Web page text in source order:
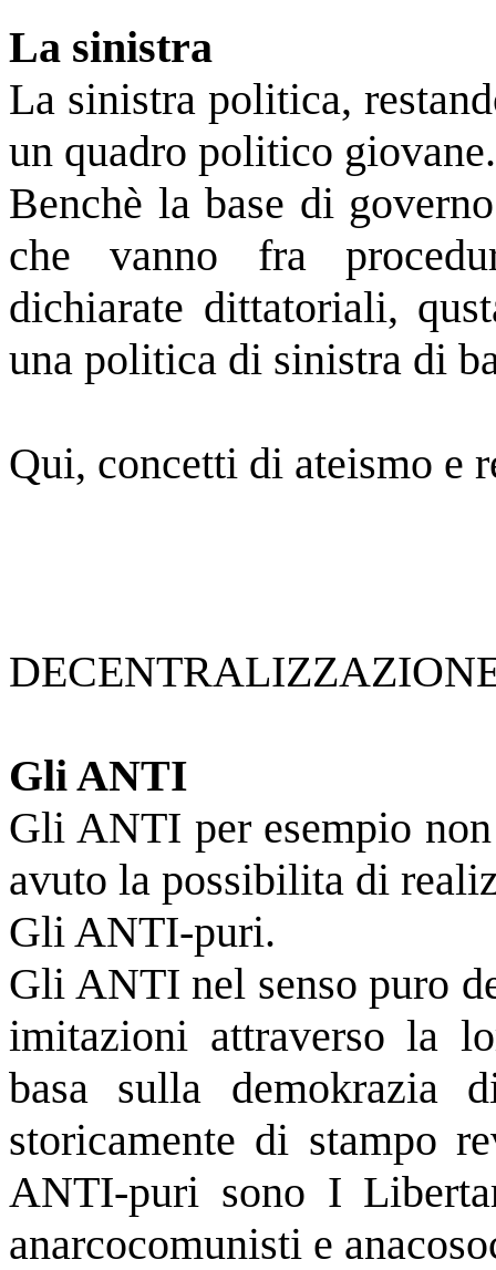
La sinistra
La sinistra politica,
un quadro politico giovane.
Benchè la base di
che vanno fra
dichiarate dittatoriali,
una politica di sinistra di
Qui, concetti di ateismo e
Gli ANTI
Gli ANTI per esempio non
avuto la possibilita di
Gli ANTI-puri.
Gli ANTI nel senso puro
imitazioni attraverso la
basa sulla demokrazia
storicamente di stampo
ANTI-puri sono I
anarcocomunisti e